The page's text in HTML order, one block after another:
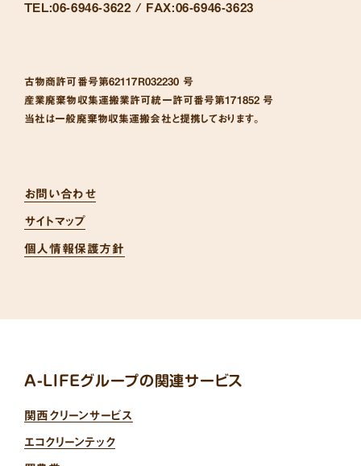
TEL:06-6946-3622 / FAX:06-6946-3623
古物商許可番号第62117R032230 号
産業廃棄物収集運搬業許可統一許可番号第171852 号
当社は一般廃棄物収集運搬会社と提携しております。
お問い合わせ
サイトマップ
個人情報保護方針
A-LIFEグループの関連サービス
関西クリーンサービス
エコクリーンテック